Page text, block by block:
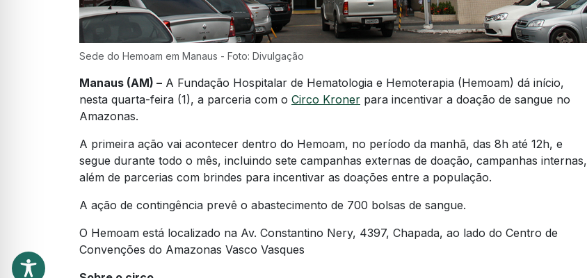
Sede do Hemoam em Manaus - Foto: Divulgação
Manaus (AM) – A Fundação Hospitalar de Hematologia e Hemoterapia (Hemoam) dá início,
nesta quarta-feira (1), a parceria com o Circo Kroner para incentivar a doação de sangue no
Amazonas.
A primeira ação vai acontecer dentro do Hemoam, no período da manhã, das 8h até 12h, e
segue durante todo o mês, incluindo sete campanhas externas de doação, campanhas internas,
além de parcerias com brindes para incentivar as doações entre a população.
A ação de contingência prevê o abastecimento de 700 bolsas de sangue.
O Hemoam está localizado na Av. Constantino Nery, 4397, Chapada, ao lado do Centro de
Convenções do Amazonas Vasco Vasques